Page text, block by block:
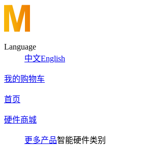
Language
中文English
我的购物车
首页
硬件商城
更多产品智能硬件类别